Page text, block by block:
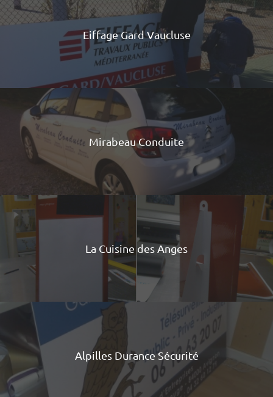
Eiffage Gard Vaucluse
Mirabeau Conduite
La Cuisine des Anges
Alpilles Durance Sécurité